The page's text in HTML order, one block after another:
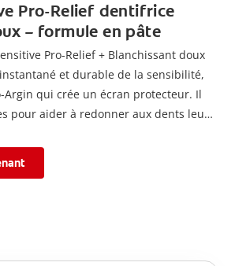
Pro-Relief dentifrice
– formule en pâte
Pro-Relief + Blanchissant doux
et durable de la sensibilité,
Argin qui crée un écran protecteur. Il
pour aider à redonner aux dents leur